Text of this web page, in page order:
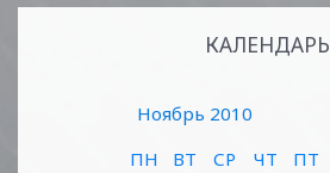
КАЛЕНДАРЬ
Ноябрь 2010
ПН
ВТ СР ЧТ ПТ